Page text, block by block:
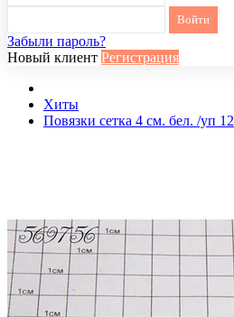
Забыли пароль?
Новый клиент Регистрация
Хиты
Повязки сетка 4 см. бел. /уп 12